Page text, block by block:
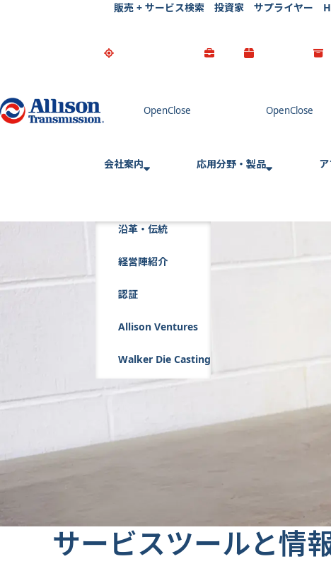
Go Home
販売 + サービス検索 投資家 サプライヤー
会社案内
沿革・伝統
経営陣紹介
認証
Allison Ventures
Walker Die Casting
応用分野・製品
サービスツールと情